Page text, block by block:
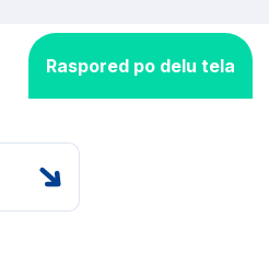
Raspored po delu tela